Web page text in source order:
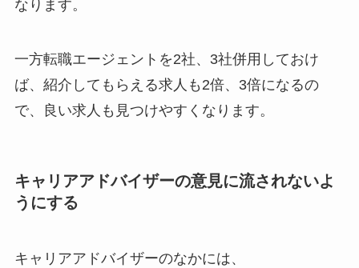
なります。
一方転職エージェントを2社、3社併用しておけ
ば、 紹介してもらえる求人も2倍、3倍になるの
で、良い求人も見つけやすくなります。
キャリアアドバイザーの意見に流されないよ
うにする
キャリアアドバイザーのなかには、